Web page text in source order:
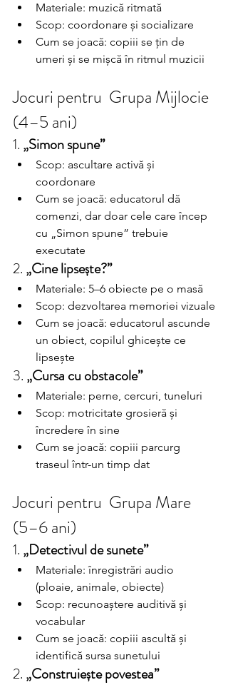
Materiale: muzică ritmată
Scop: coordonare și socializare
Cum se joacă: copiii se țin de
umeri și se mișcă în ritmul muzicii
Jocuri pentru  Grupa Mijlocie
(4–5 ani)
1. „Simon spune”
Scop: ascultare activă și
coordonare
Cum se joacă: educatorul dă
comenzi, dar doar cele care încep
cu „Simon spune” trebuie
executate
2. „Cine lipsește?”
Materiale: 5–6 obiecte pe o masă
Scop: dezvoltarea memoriei vizuale
Cum se joacă: educatorul ascunde
un obiect, copilul ghicește ce
lipsește
3. „Cursa cu obstacole”
Materiale: perne, cercuri, tuneluri
Scop: motricitate grosieră și
încredere în sine
Cum se joacă: copiii parcurg
traseul într-un timp dat
Jocuri pentru  Grupa Mare
(5–6 ani)
1. „Detectivul de sunete”
Materiale: înregistrări audio
(ploaie, animale, obiecte)
Scop: recunoaștere auditivă și
vocabular
Cum se joacă: copiii ascultă și
identifică sursa sunetului
2. „Construiește povestea”